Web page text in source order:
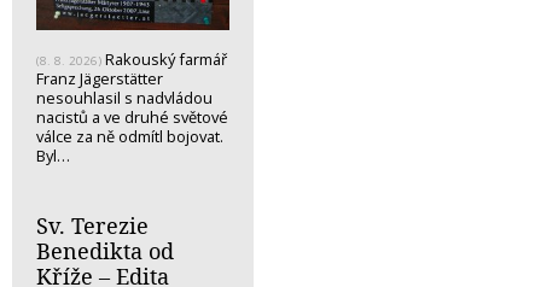
(8. 8. 2026) Rakouský farmář
Franz Jägerstätter
nesouhlasil s nadvládou
nacistů a ve druhé světové
válce za ně odmítl bojovat.
Byl…
Sv. Terezie
Benedikta od
Kříže – Edita